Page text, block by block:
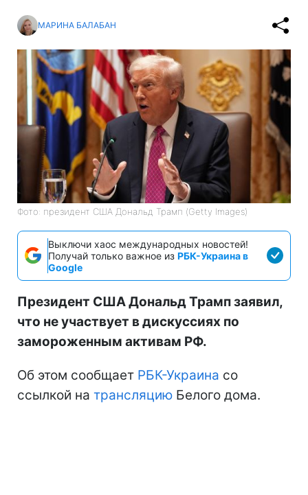
МАРИНА БАЛАБАН
Фото: президент США Дональд Трамп (Getty Images)
Выключи хаос международных новостей!
Получай только важное из РБК-Украина в
Google
Президент США Дональд Трамп заявил,
что не участвует в дискуссиях по
замороженным активам РФ.
Об этом сообщает РБК-Украина со
ссылкой на трансляцию Белого дома.